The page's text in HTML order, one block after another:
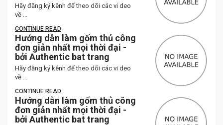
Hãy đăng ký kênh để theo dõi các vi deo
về ...
CONTINUE READ
Hướng dẫn làm gốm thủ công
đơn giản nhất mọi thời đại -
bởi Authentic bat trang
Hãy đăng ký kênh để theo dõi các vi deo
về ...
CONTINUE READ
Hướng dẫn làm gốm thủ công
đơn giản nhất mọi thời đại -
bởi Authentic bat trang